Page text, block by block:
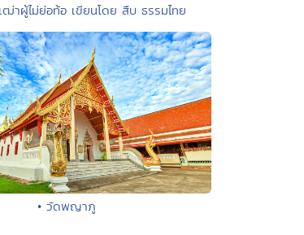
ฒ่าผู้ไม่ย่อท้อ เขียนโดย สืบ ธรรมไทย
• วัดพญาภู